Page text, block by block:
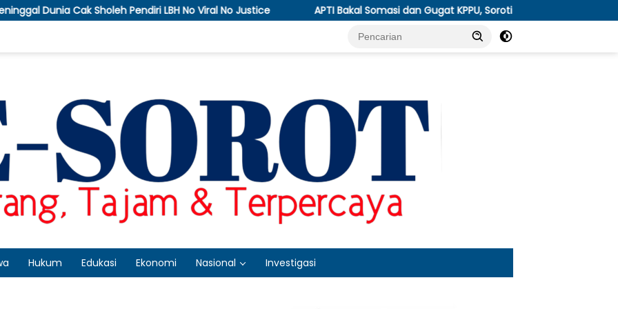
LBH No Viral No Justice APTI Bakal Somasi dan Gugat KPPU, Soroti Anjloknya Harga Tembakau Pascapanen
Hukum Edukasi Ekonomi Nasional Investigasi